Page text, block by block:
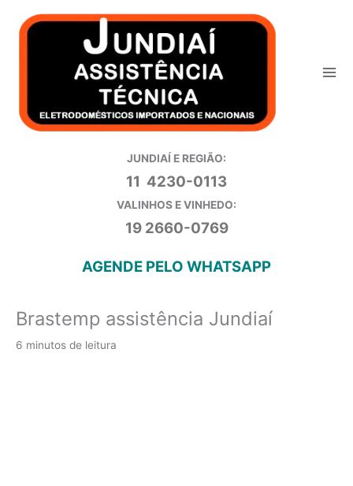
para
JUNDIAÍ E REGIÃO:
11 4230-0113
VALINHOS E VINHEDO:
19 2660-0769
AGENDE PELO WHATSAPP
Brastemp assistência Jundiaí
6 minutos de leitura